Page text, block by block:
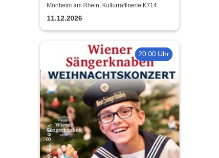
Orchestra
Monheim am Rhein, Kulturraffinerie K714
11.12.2026
20:00 Uhr